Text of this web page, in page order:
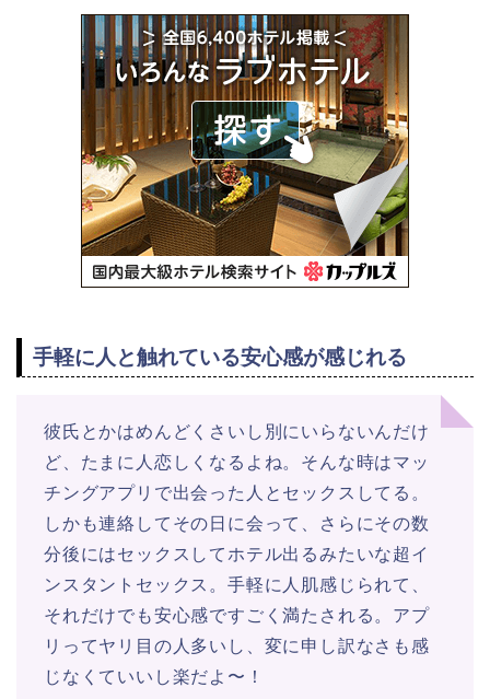
手軽に人と触れている安心感が感じれる
彼氏とかはめんどくさいし別にいらないんだけ
ど、たまに人恋しくなるよね。そんな時はマッ
チングアプリで出会った人とセックスしてる。
しかも連絡してその日に会って、さらにその数
分後にはセックスしてホテル出るみたいな超イ
ンスタントセックス。手軽に人肌感じられて、
それだけでも安心感ですごく満たされる。アプ
リってヤリ目の人多いし、変に申し訳なさも感
じなくていいし楽だよ〜！